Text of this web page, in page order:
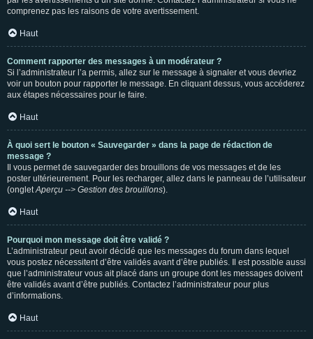
comprenez pas les raisons de votre avertissement.
Haut
Comment rapporter des messages à un modérateur ?
Si l’administrateur l’a permis, allez sur le message à signaler et vous devriez
voir un bouton pour rapporter le message. En cliquant dessus, vous accéderez
aux étapes nécessaires pour le faire.
Haut
À quoi sert le bouton « Sauvegarder » dans la page de rédaction de
message ?
Il vous permet de sauvegarder des brouillons de vos messages et de les
poster ultérieurement. Pour les recharger, allez dans le panneau de l’utilisateur
(ongletAperçu --> Gestion des brouillons).
Haut
Pourquoi mon message doit être validé ?
L’administrateur peut avoir décidé que les messages du forum dans lequel
vous postez nécessitent d’être validés avant d’être publiés. Il est possible aussi
que l’administrateur vous ait placé dans un groupe dont les messages doivent
être validés avant d’être publiés. Contactez l’administrateur pour plus
d’informations.
Haut